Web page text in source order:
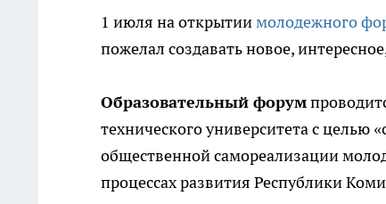
1 июля на открытиимолодежного
пожелал создавать новое,
Образовательный форум
технического университета с целью
общественной самореализации
процессах развития Республики